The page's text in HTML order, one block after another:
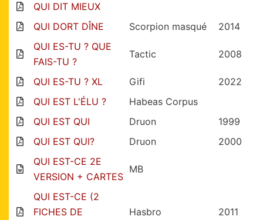
QUI DIT MIEUX
QUI DORT DÎNE
Scorpion masqué
2014
QUI ES-TU ? QUE
FAIS-TU ?
Tactic 2008
QUI ES-TU ? XL Gifi
2022
QUI EST L'ÉLU ?
Habeas Corpus
QUI EST QUI
Druon
1999
QUI EST QUI?
Druon
2000
QUI EST-CE 2E
VERSION + CARTES
MB
QUI EST-CE (2
FICHES DE
Hasbro 2011